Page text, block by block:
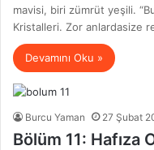
mavisi, biri zümrüt yeşili.
Kristalleri. Zor anlardasize
Devamını Oku »
Burcu Yaman 27 Şubat
Bölüm 11: Hafıza